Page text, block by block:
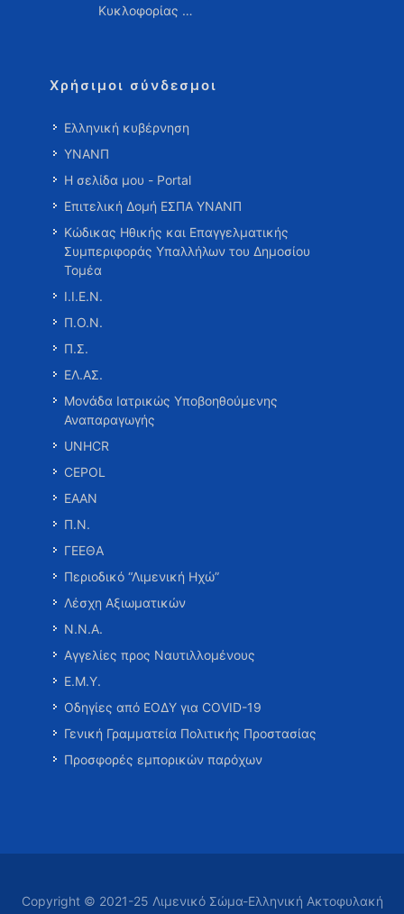
Κυκλοφορίας …
Χρήσιμοι σύνδεσμοι
Ελληνική κυβέρνηση
ΥΝΑΝΠ
Η σελίδα μου - Portal
Επιτελική Δομή ΕΣΠΑ ΥΝΑΝΠ
Κώδικας Ηθικής και Επαγγελματικής
Συμπεριφοράς Υπαλλήλων του Δημοσίου
Τομέα
Ι.Ι.Ε.Ν.
Π.Ο.Ν.
Π.Σ.
ΕΛ.ΑΣ.
Μονάδα Ιατρικώς Υποβοηθούμενης
Αναπαραγωγής
UNHCR
CEPOL
ΕΑΑΝ
Π.Ν.
ΓΕΕΘΑ
Περιοδικό “Λιμενική Ηχώ”
Λέσχη Αξιωματικών
Ν.Ν.Α.
Αγγελίες προς Ναυτιλλομένους
Ε.Μ.Υ.
Οδηγίες από ΕΟΔΥ για COVID-19
Γενική Γραμματεία Πολιτικής Προστασίας
Προσφορές εμπορικών παρόχων
Copyright © 2021-25 Λιμενικό Σώμα-Ελληνική Ακτοφυλακή